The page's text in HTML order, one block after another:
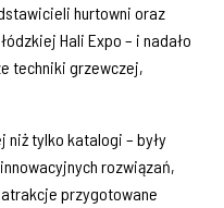
hurtowni oraz
Hali Expo – i nadało
techniki grzewczej,
niż tylko katalogi – były
rozwiązań,
przygotowane